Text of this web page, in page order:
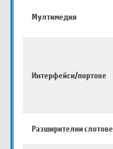
Мултимедия
Интерфейси/портове
Разширителни слотове